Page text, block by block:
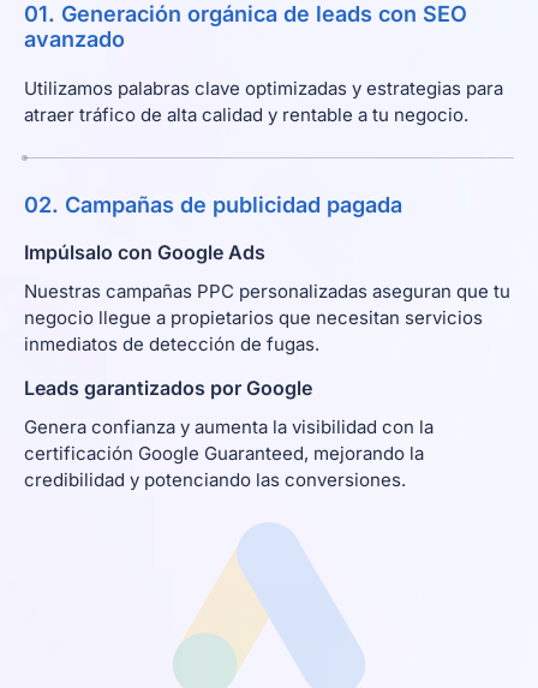
01. Generación orgánica de leads con SEO
avanzado
Utilizamos palabras clave optimizadas y estrategias para
atraer tráfico de alta calidad y rentable a tu negocio.
02. Campañas de publicidad pagada
Impúlsalo con Google Ads
Nuestras campañas PPC personalizadas aseguran que tu
negocio llegue a propietarios que necesitan servicios
inmediatos de detección de fugas.
Leads garantizados por Google
Genera confianza y aumenta la visibilidad con la
certificación Google Guaranteed, mejorando la
credibilidad y potenciando las conversiones.